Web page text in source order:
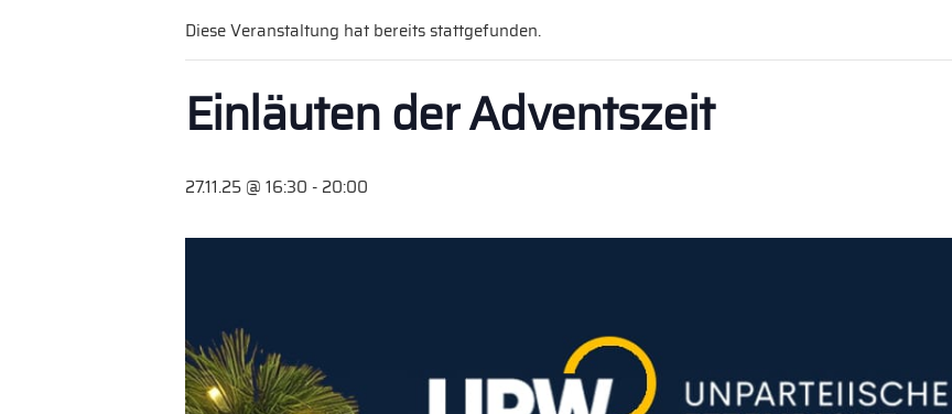
Diese Veranstaltung hat bereits stattgefunden.
Einläuten der Adventszeit
27.11.25 @ 16:30 - 20:00